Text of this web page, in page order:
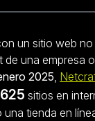
un sitio web no
de una empresa
2025
sitios en
tienda en